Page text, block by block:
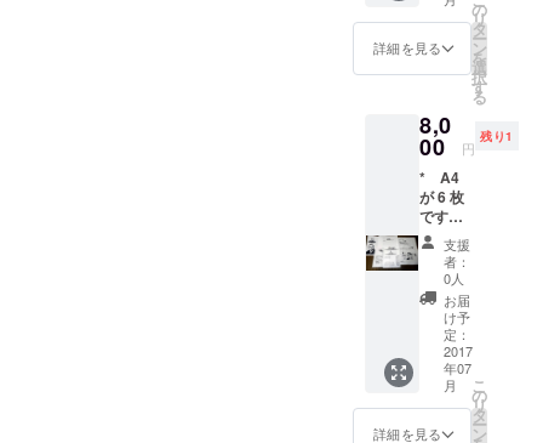
は譲渡
されま
せん。
いるの
で、原
画は未
完成な
線画で
著作財
産権の
うち譲
渡され
るの
は、所
有権お
よび譲
渡権で
す。そ
の他の
著作財
産権の
支分権
は譲渡
されま
せん。
詳細を見る
の
リ
タ
ー
ン
を
選
択
す
る
8,0
00 円
残り1
* A4
が 6 枚
です。
用紙は
コピー
用紙で
す。 *
作者は
デジタ
ルで仕
上げて
いるの
で、原
画は未
支援
者：
0人
お届
け予
定：
2017
年07
月
詳細を見る
こ
の
リ
タ
ー
ン